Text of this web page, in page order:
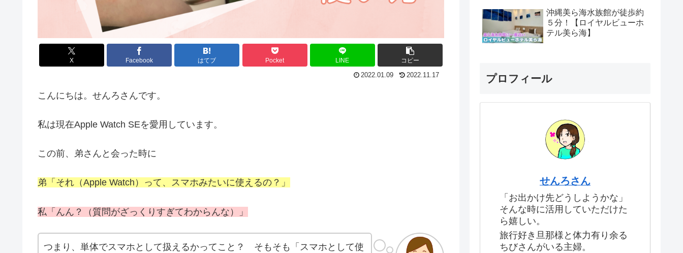
X Facebook はてブ Pocket LINE コピー
2022.01.09 2022.11.17
こんにちは。せんろさんです。
私は現在Apple Watch SEを愛用しています。
この前、弟さんと会った時に
弟「それ（Apple Watch）って、スマホみたいに使えるの？」
私「んん？（質問がざっくりすぎてわからんな）」
つまり、単体でスマホとして扱えるかってこと？ そもそも「スマホとして使
沖縄美ら海水族館が徒歩約
５分！【ロイヤルビューホ
テル美ら海】
プロフィール
せんろさん
「お出かけ先どうしようかな」
そんな時に活用していただけた
ら嬉しい。
旅行好き旦那様と体力有り余る
ちびさんがいる主婦。